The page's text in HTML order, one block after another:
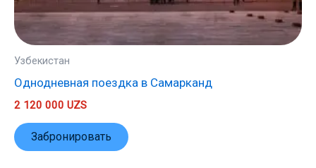
Узбекистан
Однодневная поездка в Самарканд
2 120 000 UZS
Забронировать